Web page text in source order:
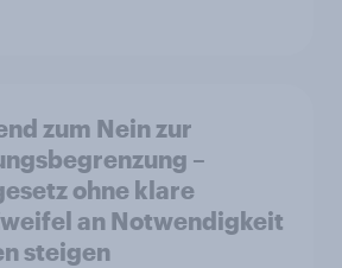
zum Nein zur
–
ohne klare
an Notwendigkeit
steigen